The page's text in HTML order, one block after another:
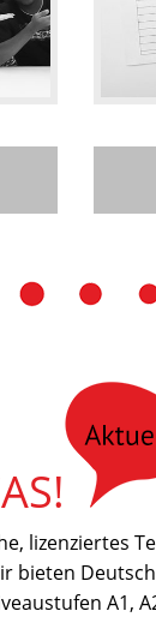
lizenziertes
bieten
A1,